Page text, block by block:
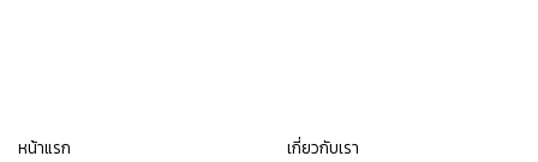
หน้าแรก เกี่ยวกับเรา